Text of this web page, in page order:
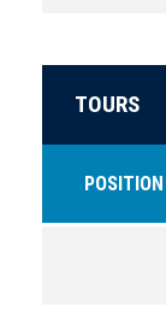
TOURS
POSITION